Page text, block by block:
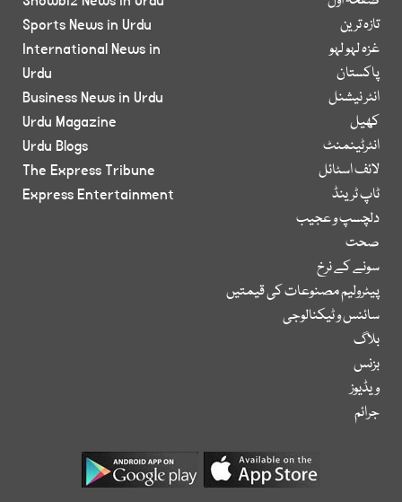
تازہ ترین
غزہ لہو لہو
پاکستان
انٹر نیشنل
کھیل
انٹرٹینمنٹ
لائف اسٹائل
ٹاپ ٹرینڈ
دلچسپ و عجیب
صحت
سونے کے نرخ
پیٹرولیم مصنوعات کی قیمتیں
سائنس و ٹیکنالوجی
بلاگ
بزنس
ویڈیوز
جرائم
Sports News in Urdu
International News in
Urdu
Business News in Urdu
Urdu Magazine
Urdu Blogs
The Express Tribune
Express Entertainment